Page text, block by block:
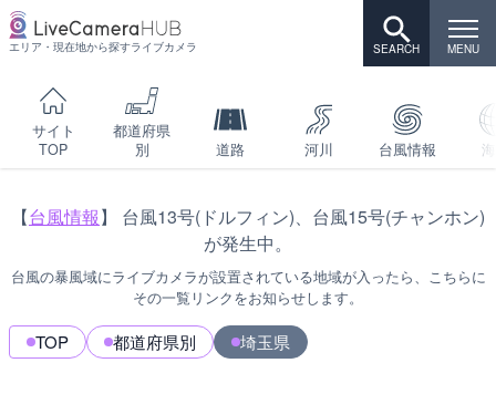
エリア・現在地から探すライブカメラ
サイト
TOP
都道府県
別
道路 河川 台風情報
【台風情報】 台風13号(ドルフィン)、台風15号(チャンホン)
が発生中。
台風の暴風域にライブカメラが設置されている地域が入ったら、こちらに
その一覧リンクをお知らせします。
TOP 都道府県別 埼玉県